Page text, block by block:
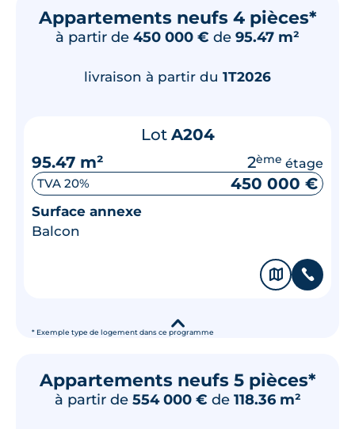
Appartements neufs 4 pièces*
à partir de 450 000 € de 95.47 m²
* Exemple type de logement dans ce programme
livraison à partir du 1T2026
Lot A204
95.47 m²
2ème étage
TVA 20% 450 000 €
Surface annexe
Balcon
🗞 📞
▾
Appartements neufs 5 pièces*
à partir de 554 000 € de 118.36 m²